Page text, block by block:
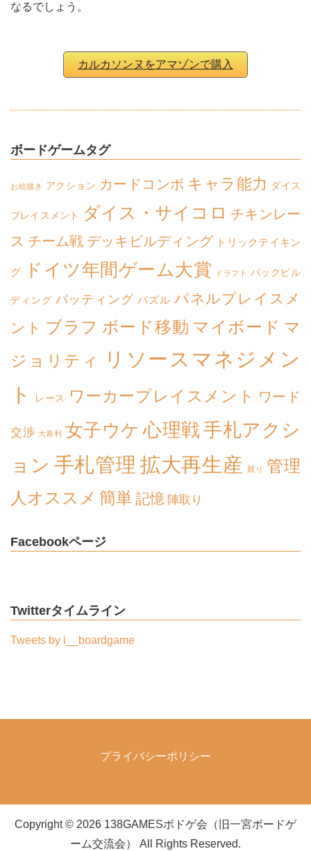
なるでしょう。
カルカソンヌをアマゾンで購入
ボードゲームタグ
お絵描き アクション カードコンボ キャラ能力 ダイス
プレイスメント ダイス・サイコロ チキンレー
ス チーム戦 デッキビルディング トリックテイキン
グ ドイツ年間ゲーム大賞 ドラフト バックビル
ディング バッティング パズル パネルプレイスメ
ント ブラフ ボード移動 マイボード マ
ジョリティ
リソースマネジメン
ト
レース ワーカープレイスメント ワード
交渉 大喜利 女子ウケ 心理戦手札アクシ
ョン 手札管理 拡大再生産 競り
管理
人オススメ 簡単 記憶 陣取り
Facebookページ
Twitterタイムライン
Tweets by i__boardgame
プライバシーポリシー
Copyright © 2026 138GAMESボドゲ会（旧一宮ボードゲ
ーム交流会） All Rights Reserved.